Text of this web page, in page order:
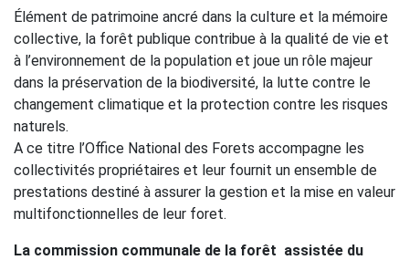
Élément de patrimoine ancré dans la culture et la mémoire
collective, la forêt publique contribue à la qualité de vie et
à l’environnement de la population et joue un rôle majeur
dans la préservation de la biodiversité, la lutte contre le
changement climatique et la protection contre les risques
naturels.
A ce titre l’Office National des Forets accompagne les
collectivités propriétaires et leur fournit un ensemble de
prestations destiné à assurer la gestion et la mise en valeur
multifonctionnelles de leur foret.
La commission communale de la forêt assistée du